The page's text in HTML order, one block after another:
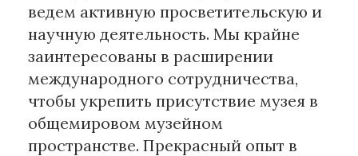
ведем активную просветительскую и
научную деятельность. Мы крайне
заинтересованы в расширении
международного сотрудничества,
чтобы укрепить присутствие музея в
общемировом музейном
пространстве. Прекрасный опыт в